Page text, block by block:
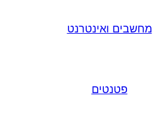
מחשבים ואינטרנט
פטנטים